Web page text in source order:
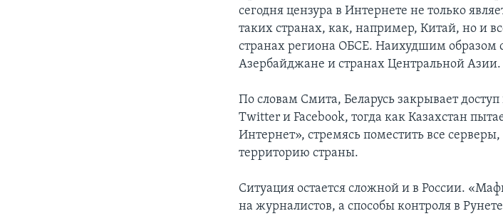
сегодня цензура в Интернете не только
таких странах, как, например, Китай, но и
странах региона ОБСЕ. Наихудшим образом
Азербайджане и странах Центральной Азии.
По словам Смита, Беларусь закрывает
Twitter и Facebook, тогда как Казахстан
Интернет», стремясь поместить все
территорию страны.
Ситуация остается сложной и в России.
на журналистов, а способы контроля в